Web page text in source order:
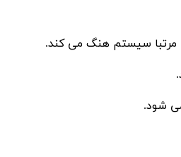
مرتبا سیستم هنگ می کند.
شود.